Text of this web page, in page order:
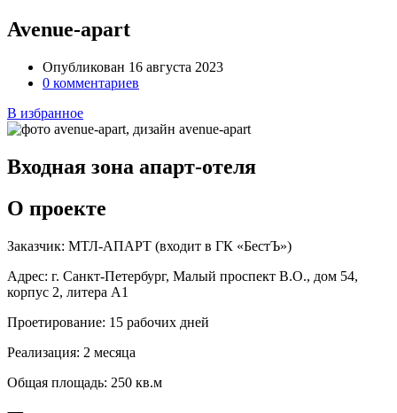
Avenue-apart
Опубликован 16 августа 2023
0 комментариев
В избранное
Входная зона апарт-отеля
О проекте
Заказчик: МТЛ-АПАРТ (входит в ГК «БестЪ»)
Адрес: г. Санкт-Петербург, Малый проспект В.О., дом 54,
корпус 2, литера А1
Проетирование: 15 рабочих дней
Реализация: 2 месяца
Общая площадь: 250 кв.м